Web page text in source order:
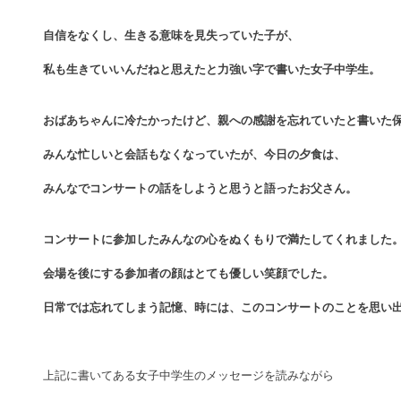
自信をなくし、生きる意味を見失っていた子が、
私も生きていいんだねと思えたと力強い字で書いた女子中学生。
おばあちゃんに冷たかったけど、親への感謝を忘れていたと書いた
みんな忙しいと会話もなくなっていたが、今日の夕食は、
みんなでコンサートの話をしようと思うと語ったお父さん。
コンサートに参加したみんなの心をぬくもりで満たしてくれました
会場を後にする参加者の顔はとても優しい笑顔でした。
日常では忘れてしまう記憶、時には、このコンサートのことを思い
上記に書いてある女子中学生のメッセージを読みながら